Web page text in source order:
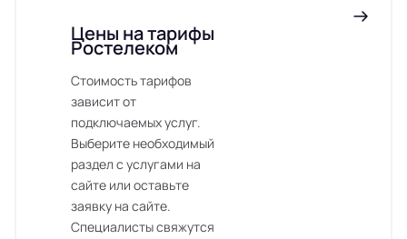
Цены на тарифы
Ростелеком
Стоимость тарифов
зависит от
подключаемых услуг.
Выберите необходимый
раздел с услугами на
сайте или оставьте
заявку на сайте.
Специалисты свяжутся